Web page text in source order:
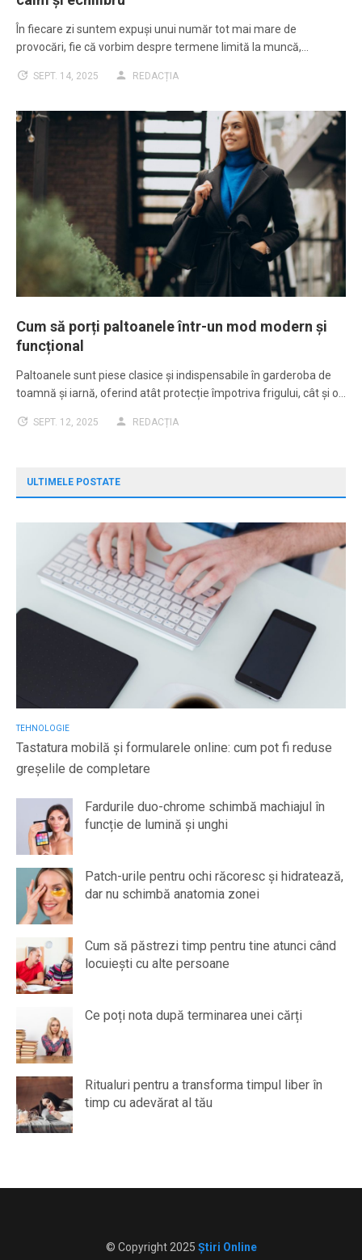
În fiecare zi suntem expuși unui număr tot mai mare de
provocări, fie că vorbim despre termene limită la muncă,…
SEPT. 14, 2025 REDACȚIA
Cum să porți paltoanele într-un mod modern și
funcțional
Paltoanele sunt piese clasice și indispensabile în garderoba de
toamnă și iarnă, oferind atât protecție împotriva frigului, cât și o…
SEPT. 12, 2025 REDACȚIA
ULTIMELE POSTATE
TEHNOLOGIE
Tastatura mobilă și formularele online: cum pot fi reduse
greșelile de completare
Fardurile duo-chrome schimbă machiajul în
funcție de lumină și unghi
Patch-urile pentru ochi răcoresc și hidratează,
dar nu schimbă anatomia zonei
Cum să păstrezi timp pentru tine atunci când
locuiești cu alte persoane
Ce poți nota după terminarea unei cărți
Ritualuri pentru a transforma timpul liber în
timp cu adevărat al tău
© Copyright 2025 Știri Online